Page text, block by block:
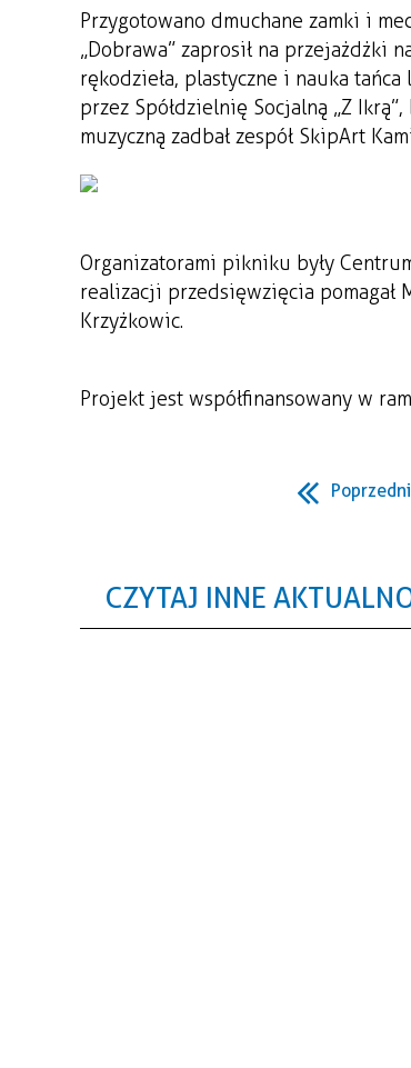
Przygotowano dmuchane zamki i
„Dobrawa” zaprosił na przejażdżki
rękodzieła, plastyczne i nauka
przez Spółdzielnię Socjalną „Z
muzyczną zadbał zespół SkipArt
Organizatorami pikniku były
realizacji przedsięwzięcia pomagał
Krzyżkowic.
Projekt jest współfinansowany w
CZYTAJ INNE